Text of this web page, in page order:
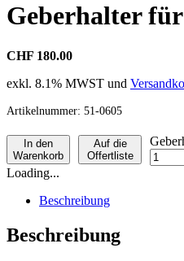
Geberhalter
CHF 180.00
exkl. 8.1% MWST und
Artikelnummer: 51-0605
In den
Warenkorb
Auf die
Offertliste
Loading...
Beschreibung
Beschreibung